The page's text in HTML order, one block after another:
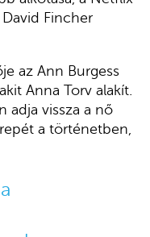
Fincher
az Ann Burgess
Anna Torv alakít.
adja vissza a nő
a történetben,